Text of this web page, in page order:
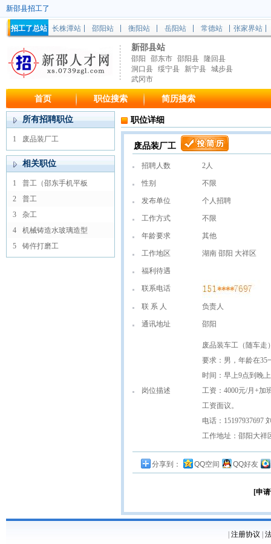
新邵县招工了
招工了总站 长株潭站 邵阳站 衡阳站 岳阳站 常德站 张家界站
新邵县站
邵阳 邵东市 邵阳县
隆回县
洞口县 绥宁县 新宁县 城步县
武冈市
首页 职位搜索 简历搜索
所有招聘职位
1 废品装厂工
相关职位
1
普工（邵东手机平板
2
普工
3
杂工
4
机械铸造水玻璃造型
5
铸仵打磨工
职位详细
废品装厂工
招聘人数 2人
性别 不限
发布单位 个人招聘
工作方式 不限
年龄要求 其他
工作地区 湖南 邵阳 大祥区
福利待遇
联系电话
联 系 人 负责人
通讯地址 邵阳
岗位描述
废品装车工（随车走
要求：男，年龄在35
时间：早上9点到晚
工资：4000元/月+加
工资面议。
电话：15197937697
工作地址：邵阳大祥
分享到： QQ空间 QQ好友
[申
注册协议